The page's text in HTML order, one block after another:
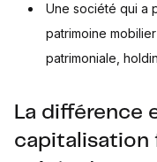
Une société qui a
patrimoine
patrimoniale,
La différence
capitalisation